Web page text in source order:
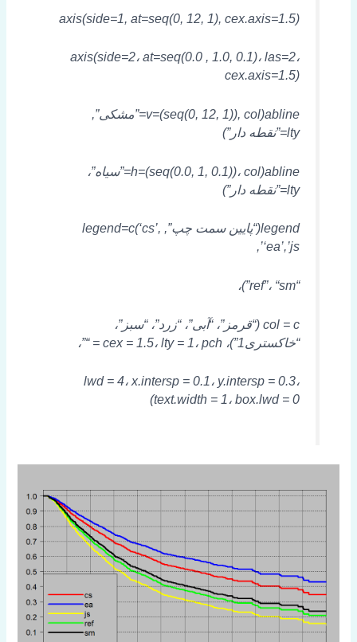
axis(side=1, at=seq(0, 12, 1), cex.axis=1.5)
axis(side=2، at=seq(0.0 , 1.0, 0.1)، las=2،
cex.axis=1.5)
abline(v=(seq(0, 12, 1)), col=”مشکی”,
lty=”نقطه دار”)
abline(h=(seq(0.0, 1, 0.1))، col=”سیاه”،
lty=”نقطه دار”)
legend(“پایین سمت چپ”, legend=c(‘cs’,
‘ea’,’js’,
“ref”، “sm”)،
col = c (“قرمز”، “آبی”، “زرد”، “سبز”،
“خاکستری1”)، cex = 1.5، lty = 1، pch = “”،
lwd = 4، x.intersp = 0.1، y.intersp = 0.3،
text.width = 1، box.lwd = 0)